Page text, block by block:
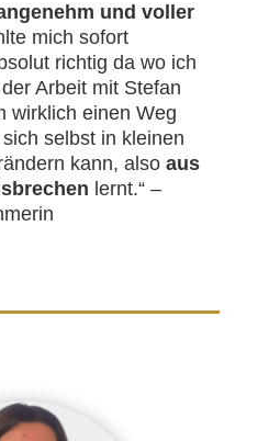
und voller
mich sofort
richtig da wo ich
Arbeit mit Stefan
wirklich einen Weg
selbst in kleinen
kann, also aus
lernt.“ –